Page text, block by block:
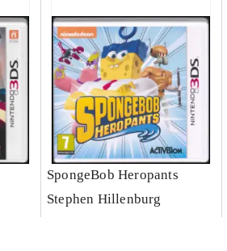
SpongeBob Heropants
Stephen Hillenburg